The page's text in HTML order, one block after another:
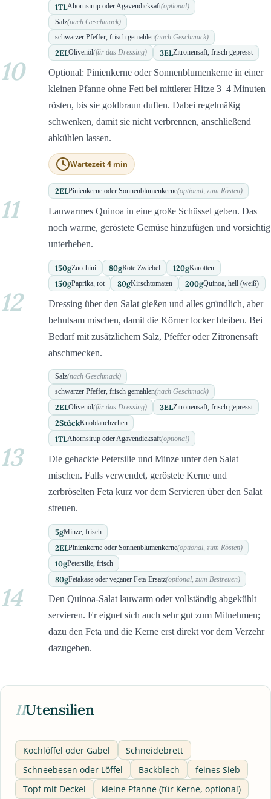
1TLAhornsirup oder Agavendicksaft(optional)
Salz(nach Geschmack)
schwarzer Pfeffer, frisch gemahlen(nach Geschmack)
2ELOlivenöl(für das Dressing) 3ELZitronensaft, frisch gepresst
10
Optional: Pinienkerne oder Sonnenblumenkerne in einer
kleinen Pfanne ohne Fett bei mittlerer Hitze 3–4 Minuten
rösten, bis sie goldbraun duften. Dabei regelmäßig
schwenken, damit sie nicht verbrennen, anschließend
abkühlen lassen.
Wartezeit 4 min
2ELPinienkerne oder Sonnenblumenkerne(optional, zum Rösten)
11
Lauwarmes Quinoa in eine große Schüssel geben. Das
noch warme, geröstete Gemüse hinzufügen und vorsichtig
unterheben.
150gZucchini 80gRote Zwiebel 120gKarotten
150gPaprika, rot 80gKirschtomaten 200gQuinoa, hell (weiß)
12
Dressing über den Salat gießen und alles gründlich, aber
behutsam mischen, damit die Körner locker bleiben. Bei
Bedarf mit zusätzlichem Salz, Pfeffer oder Zitronensaft
abschmecken.
Salz(nach Geschmack)
schwarzer Pfeffer, frisch gemahlen(nach Geschmack)
2ELOlivenöl(für das Dressing) 3ELZitronensaft, frisch gepresst
2StückKnoblauchzehen
1TLAhornsirup oder Agavendicksaft(optional)
13
Die gehackte Petersilie und Minze unter den Salat
mischen. Falls verwendet, geröstete Kerne und
zerbröselten Feta kurz vor dem Servieren über den Salat
streuen.
5gMinze, frisch
2ELPinienkerne oder Sonnenblumenkerne(optional, zum Rösten)
10gPetersilie, frisch
80gFetakäse oder veganer Feta-Ersatz(optional, zum Bestreuen)
14
Den Quinoa-Salat lauwarm oder vollständig abgekühlt
servieren. Er eignet sich auch sehr gut zum Mitnehmen;
dazu den Feta und die Kerne erst direkt vor dem Verzehr
dazugeben.
IIUtensilien
Kochlöffel oder Gabel
Schneidebrett
Schneebesen oder Löffel
Backblech
feines Sieb
Topf mit Deckel
kleine Pfanne (für Kerne, optional)